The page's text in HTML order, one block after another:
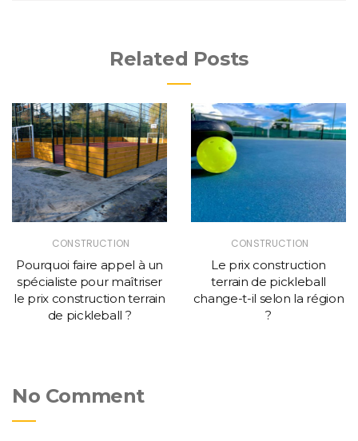
Related Posts
CONSTRUCTION
Pourquoi faire appel à un
spécialiste pour maîtriser
le prix construction terrain
de pickleball ?
CONSTRUCTION
Le prix construction
terrain de pickleball
change-t-il selon la région
?
No Comment